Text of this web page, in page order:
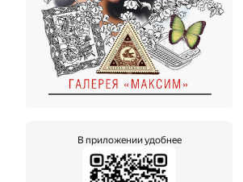
В приложении удобнее